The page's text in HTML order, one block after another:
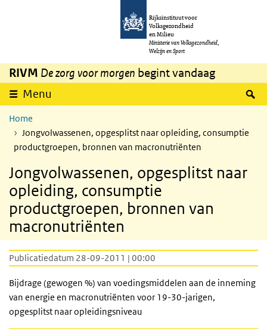
Overslaan en naar de inhoud gaan
Rijksinstituut voor
Volksgezondheid
en Milieu
Ministerie van Volksgezondheid,
Welzijn en Sport
RIVM De zorg voor morgen begint vandaag
Menu
Home
Jongvolwassenen, opgesplitst naar opleiding, consumptie
productgroepen, bronnen van macronutriënten
Jongvolwassenen, opgesplitst naar
opleiding, consumptie
productgroepen, bronnen van
macronutriënten
Publicatiedatum 28-09-2011 | 00:00
Bijdrage (gewogen %) van voedingsmiddelen aan de inneming
van energie en macronutriënten voor 19-30-jarigen,
opgesplitst naar opleidingsniveau